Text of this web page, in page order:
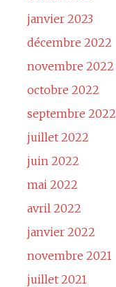
janvier 2023
décembre 2022
novembre 2022
octobre 2022
septembre 2022
juillet 2022
juin 2022
mai 2022
avril 2022
janvier 2022
novembre 2021
juillet 2021